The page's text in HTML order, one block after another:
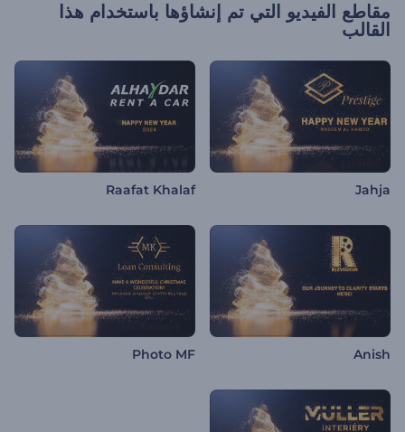
مقاطع الفيديو التي تم إنشاؤها باستخدام هذا
القالب
Jahja
Raafat Khalaf
Anish
Photo MF